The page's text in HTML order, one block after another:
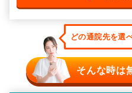
どの通院先を選
そんな時は